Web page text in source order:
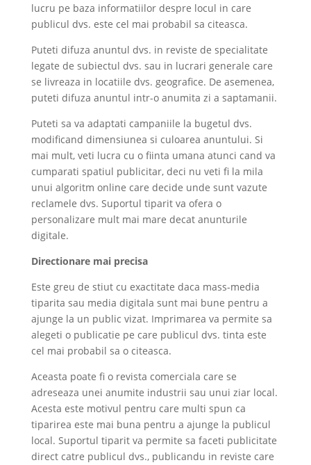
lucru pe baza informatiilor despre locul in care
publicul dvs. este cel mai probabil sa citeasca.
Puteti difuza anuntul dvs. in reviste de specialitate
legate de subiectul dvs. sau in lucrari generale care
se livreaza in locatiile dvs. geografice. De asemenea,
puteti difuza anuntul intr-o anumita zi a saptamanii.
Puteti sa va adaptati campaniile la bugetul dvs.
modificand dimensiunea si culoarea anuntului. Si
mai mult, veti lucra cu o fiinta umana atunci cand va
cumparati spatiul publicitar, deci nu veti fi la mila
unui algoritm online care decide unde sunt vazute
reclamele dvs. Suportul tiparit va ofera o
personalizare mult mai mare decat anunturile
digitale.
Directionare mai precisa
Este greu de stiut cu exactitate daca mass-media
tiparita sau media digitala sunt mai bune pentru a
ajunge la un public vizat. Imprimarea va permite sa
alegeti o publicatie pe care publicul dvs. tinta este
cel mai probabil sa o citeasca.
Aceasta poate fi o revista comerciala care se
adreseaza unei anumite industrii sau unui ziar local.
Acesta este motivul pentru care multi spun ca
tiparirea este mai buna pentru a ajunge la publicul
local. Suportul tiparit va permite sa faceti publicitate
direct catre publicul dvs., publicandu in reviste care